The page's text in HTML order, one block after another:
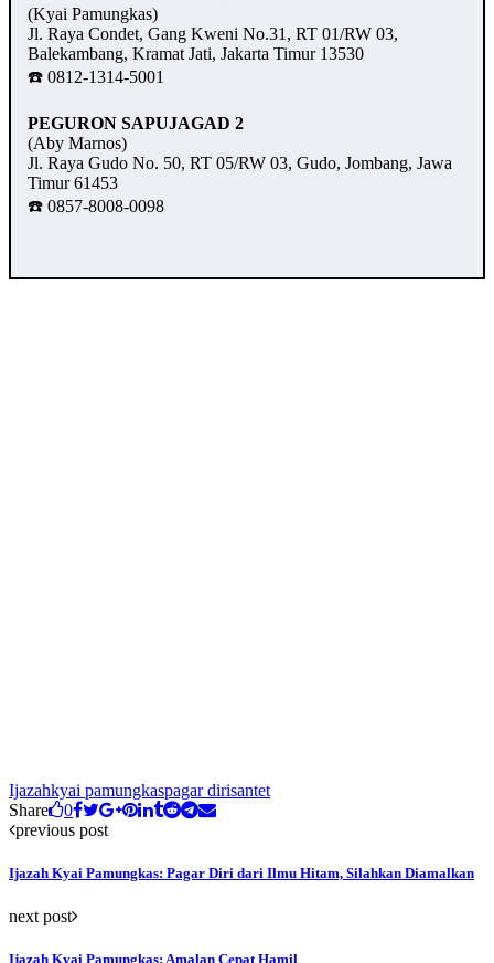
(Kyai Pamungkas)
Jl. Raya Condet, Gang Kweni No.31, RT 01/RW 03,
Balekambang, Kramat Jati, Jakarta Timur 13530
☎️ 0812-1314-5001
PEGURON SAPUJAGAD 2
(Aby Marnos)
Jl. Raya Gudo No. 50, RT 05/RW 03, Gudo, Jombang, Jawa
Timur 61453
☎️ 0857-8008-0098
Ijazahkyai pamungkaspagar dirisantet
Share
0
previous post
Ijazah Kyai Pamungkas: Pagar Diri dari Ilmu Hitam, Silahkan Diamalkan
next post
Ijazah Kyai Pamungkas: Amalan Cepat Hamil